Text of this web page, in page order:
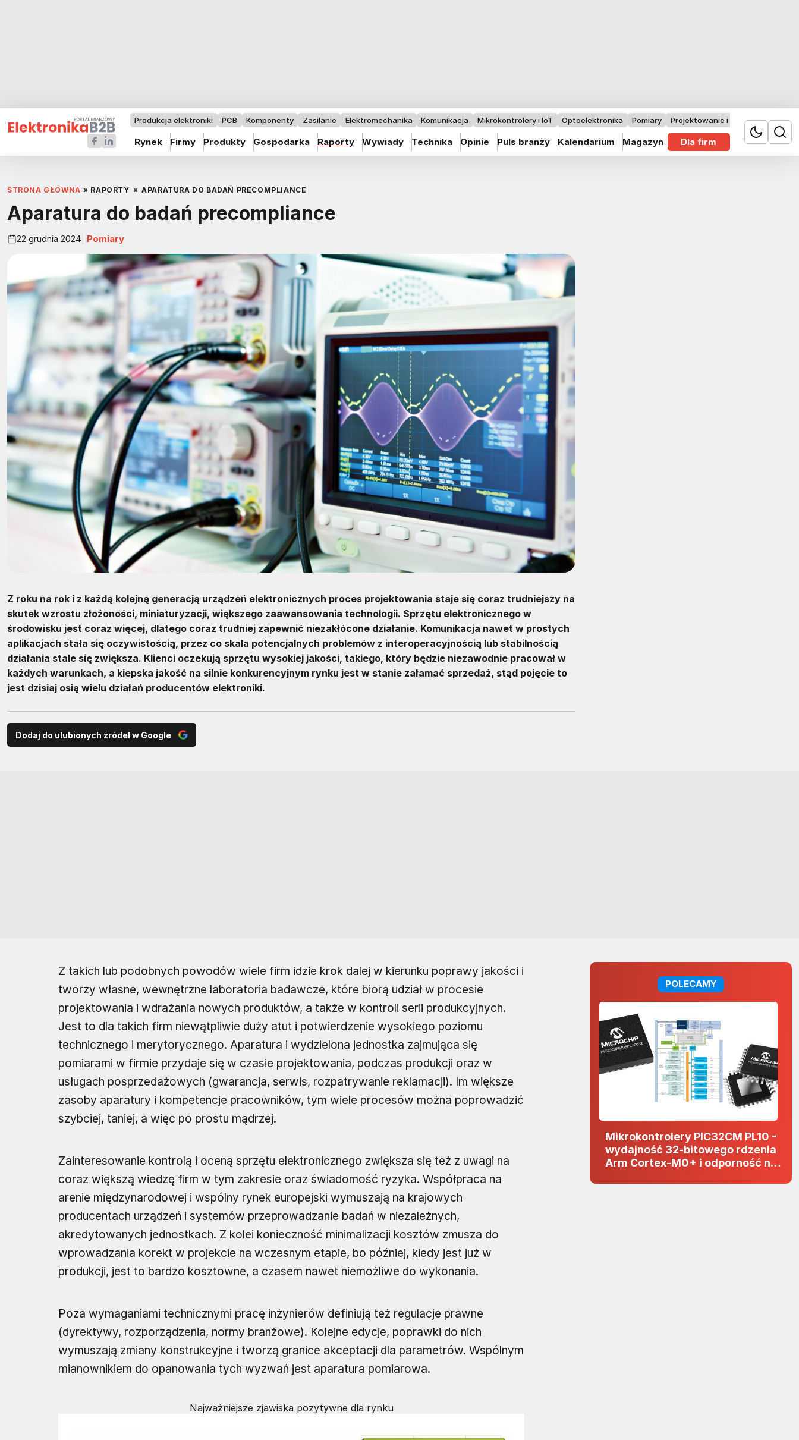
Produkcja elektroniki PCB Komponenty Zasilanie Elektromechanika Komunikacja Mikrokontrolery i IoT Optoelektronika Pomiary Projektowanie i badania
Rynek Firmy Produkty Gospodarka Raporty Wywiady Technika Opinie Puls branży Kalendarium Magazyn Dla firm
STRONA GŁÓWNA » RAPORTY » APARATURA DO BADAŃ PRECOMPLIANCE
Aparatura do badań precompliance
22 grudnia 2024 Pomiary
Z roku na rok i z każdą kolejną generacją urządzeń elektronicznych proces projektowania staje się coraz trudniejszy na
skutek wzrostu złożoności, miniaturyzacji, większego zaawansowania technologii. Sprzętu elektronicznego w
środowisku jest coraz więcej, dlatego coraz trudniej zapewnić niezakłócone działanie. Komunikacja nawet w prostych
aplikacjach stała się oczywistością, przez co skala potencjalnych problemów z interoperacyjnością lub stabilnością
działania stale się zwiększa. Klienci oczekują sprzętu wysokiej jakości, takiego, który będzie niezawodnie pracował w
każdych warunkach, a kiepska jakość na silnie konkurencyjnym rynku jest w stanie załamać sprzedaż, stąd pojęcie to
jest dzisiaj osią wielu działań producentów elektroniki.
Dodaj do ulubionych źródeł w Google
Z takich lub podobnych powodów wiele firm idzie krok dalej w kierunku poprawy jakości i
tworzy własne, wewnętrzne laboratoria badawcze, które biorą udział w procesie
projektowania i wdrażania nowych produktów, a także w kontroli serii produkcyjnych.
Jest to dla takich firm niewątpliwie duży atut i potwierdzenie wysokiego poziomu
technicznego i merytorycznego. Aparatura i wydzielona jednostka zajmująca się
pomiarami w firmie przydaje się w czasie projektowania, podczas produkcji oraz w
usługach posprzedażowych (gwarancja, serwis, rozpatrywanie reklamacji). Im większe
zasoby aparatury i kompetencje pracowników, tym wiele procesów można poprowadzić
szybciej, taniej, a więc po prostu mądrzej.
Zainteresowanie kontrolą i oceną sprzętu elektronicznego zwiększa się też z uwagi na
coraz większą wiedzę firm w tym zakresie oraz świadomość ryzyka. Współpraca na
arenie międzynarodowej i wspólny rynek europejski wymuszają na krajowych
producentach urządzeń i systemów przeprowadzanie badań w niezależnych,
akredytowanych jednostkach. Z kolei konieczność minimalizacji kosztów zmusza do
wprowadzania korekt w projekcie na wczesnym etapie, bo później, kiedy jest już w
produkcji, jest to bardzo kosztowne, a czasem nawet niemożliwe do wykonania.
Poza wymaganiami technicznymi pracę inżynierów definiują też regulacje prawne
(dyrektywy, rozporządzenia, normy branżowe). Kolejne edycje, poprawki do nich
wymuszają zmiany konstrukcyjne i tworzą granice akceptacji dla parametrów. Wspólnym
mianownikiem do opanowania tych wyzwań jest aparatura pomiarowa.
Najważniejsze zjawiska pozytywne dla rynku
POLECAMY
Mikrokontrolery PIC32CM PL10 -
wydajność 32-bitowego rdzenia
Arm Cortex-M0+ i odporność na